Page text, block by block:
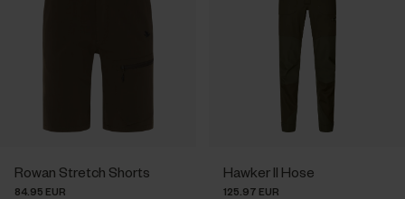
Rowan Stretch Shorts
84.95 EUR
Hawker II Hose
125.97 EUR